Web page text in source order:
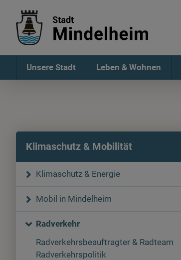
Unsere Stadt Leben & Wohnen
Klimaschutz & Mobilität
Klimaschutz & Energie
Mobil in Mindelheim
Radverkehr
Radverkehrsbeauftragter & Radteam
Radverkehrspolitik